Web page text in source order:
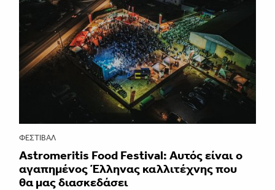
ΦΕΣΤΙΒΑΛ
Astromeritis Food Festival: Αυτός είναι ο
αγαπημένος Έλληνας καλλιτέχνης που
θα μας διασκεδάσει